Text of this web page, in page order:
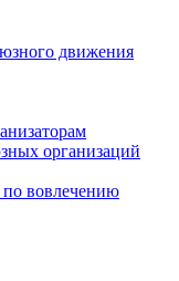
движения
организаций
по вовлечению